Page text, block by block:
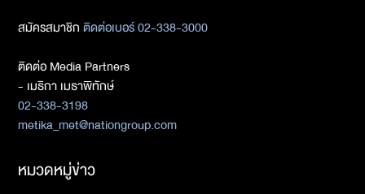
สมัครสมาชิกติดต่อเบอร์ 02-338-3000
ติดต่อ Media Partners
- เมธิกา เมธาพิทักษ์
02-338-3198
metika_met@nationgroup.com
หมวดหมู่ข่าว